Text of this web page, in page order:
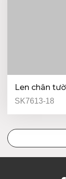
Len chân
Light Brown
SK7613-18